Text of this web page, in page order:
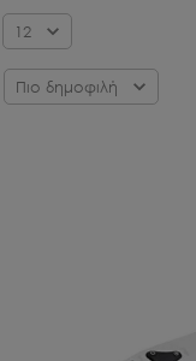
12
Πιο δημοφιλή